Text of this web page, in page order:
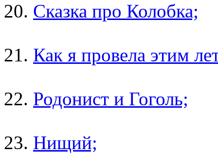
20. Сказка про Колобка;
21. Как я провела этим
22. Родонист и Гоголь;
23. Нищий;